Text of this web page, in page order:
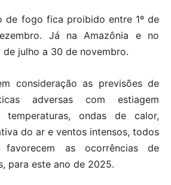
de fogo fica proibido entre 1º de
Já na Amazônia e no
de julho a 30 de novembro.
consideração as previsões de
adversas com estiagem
temperaturas, ondas de calor,
do ar e ventos intensos, todos
favorecem as ocorrências de
para este ano de 2025.